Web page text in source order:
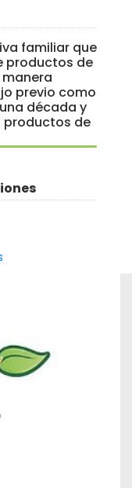
familiar que
productos de
previo como
década y
productos de